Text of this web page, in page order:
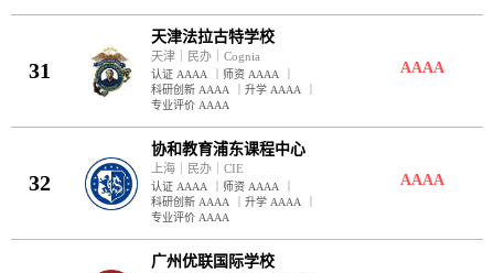
31
天津法拉古特学校
天津 民办 ｜Cognia
认证 AAAA 师资 AAAA
科研创新 AAAA
｜升学 AAAA
专业评价 AAAA
AAAA
32
协和教育浦东课程中心
上海 民办 ｜CIE
认证 AAAA 师资 AAAA
科研创新 AAAA
｜升学 AAAA
专业评价 AAAA
AAAA
广州优联国际学校